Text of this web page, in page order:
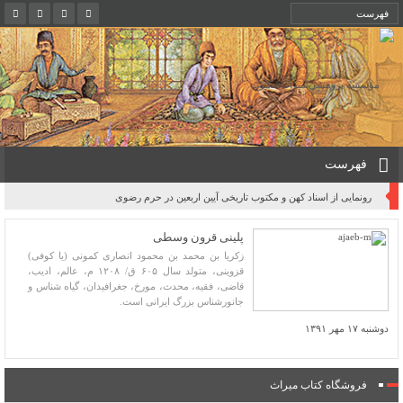
فهرست
رونمایی از اسناد کهن و مکتوب تاریخی آیین اربعین در حرم رضوی
پلینی قرون وسطی
زکریا بن محمد بن محمود انصاری کمونی (یا کوفی)
قزوینی، متولد سال ۶۰۵ ق/ ۱۲۰۸ م، عالم، ادیب،
قاضی، فقیه، محدث، مورخ، جغرافیدان، گیاه شناس و
جانورشناس بزرگ ایرانی است.
دوشنبه ۱۷ مهر ۱۳۹۱
فروشگاه کتاب میراث